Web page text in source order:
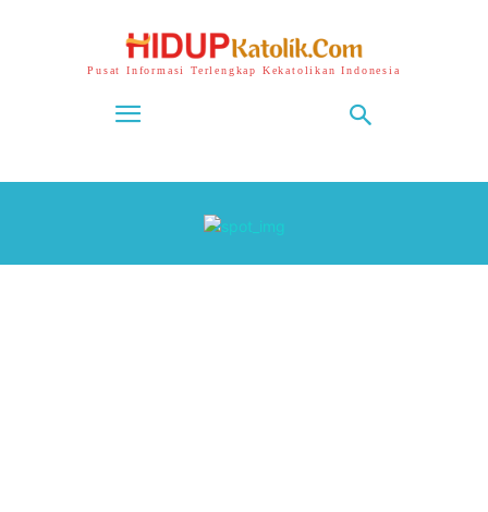
Pusat Informasi Terlengkap Kekatolikan Indonesia